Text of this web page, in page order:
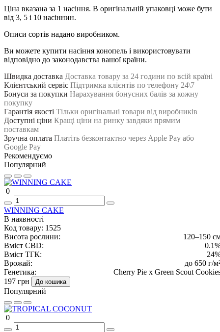
Ціна вказана за 1 насіння. В оригінальній упаковці може бути
від 3, 5 і 10 насіннин.
Описи сортів надано виробником.
Ви можете купити насіння конопель і використовувати
відповідно до законодавства вашої країни.
Швидка доставка Доставка товару за 24 години по всій країні
Клієнтський сервіс Підтримка клієнтів по телефону 24\7
Бонуси за покупки Нарахування бонусних балів за кожну
покупку
Гарантія якості Тільки оригінальні товари від виробників
Доступні ціни Кращі ціни на ринку завдяки прямим
поставкам
Зручна оплата Платіть безконтактно через Apple Pay або
Google Pay
Рекомендуємо
Популярний
0
WINNING CAKE
В наявності
Код товару: 1525
Висота рослини:
120–150
Вміст CBD:
Вміст ТГК:
Врожай:
до 650 г/
Генетика:
Cherry Pie x Green Scout
197 грн
До кошика
Популярний
0